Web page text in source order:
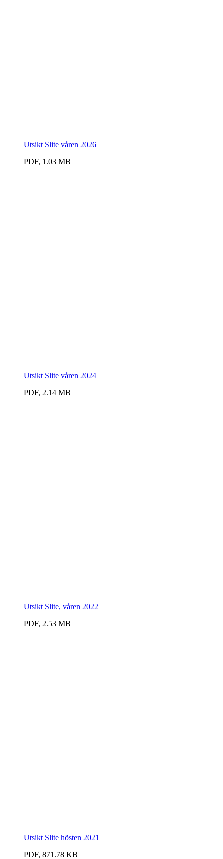
Utsikt Slite våren 2026
PDF, 1.03 MB
Utsikt Slite våren 2024
PDF, 2.14 MB
Utsikt Slite, våren 2022
PDF, 2.53 MB
Utsikt Slite hösten 2021
PDF, 871.78 KB